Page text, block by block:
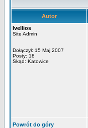
Autor
Ivellios
Site Admin
Dołączył: 15 Maj 2007
Posty: 18
Skąd: Katowice
Powrót do góry